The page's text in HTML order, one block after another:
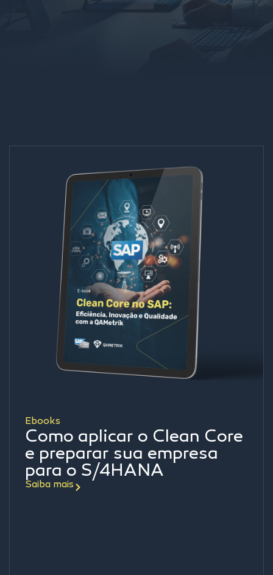
Ebooks
Como aplicar o Clean Core
e preparar sua empresa
para o S/4HANA
Saiba mais